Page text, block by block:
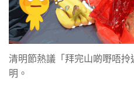
清明節熱議「拜完山啲嘢唔
明。